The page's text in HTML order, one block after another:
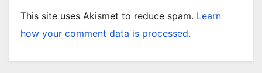
This site uses Akismet to reduce spam. Learn
how your comment data is processed.